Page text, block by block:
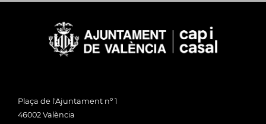
Plaça de l'Ajuntament nº 1
46002 València